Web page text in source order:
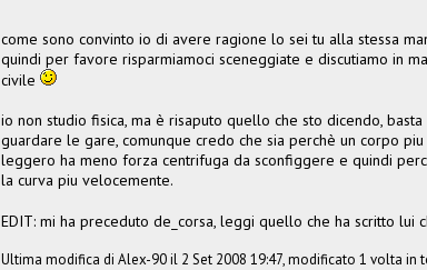
come sono convinto io di avere ragione lo sei tu alla stessa
quindi per favore risparmiamoci sceneggiate e discutiamo in
civile
io non studio fisica, ma è risaputo quello che sto dicendo, basta
guardare le gare, comunque credo che sia perchè un corpo piu
leggero ha meno forza centrifuga da sconfiggere e quindi
la curva piu velocemente.
EDIT: mi ha preceduto de_corsa, leggi quello che ha scritto
Ultima modifica di Alex-90 il 2 Set 2008 19:47, modificato 1 volta in